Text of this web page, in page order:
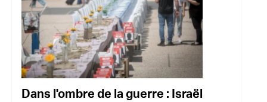
Dans l'ombre de la guerre : Israël